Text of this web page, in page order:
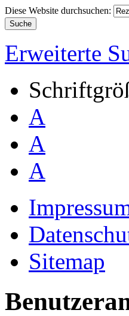
Diese Website durchsuchen:
Erweiterte
A
A
A
Sitemap